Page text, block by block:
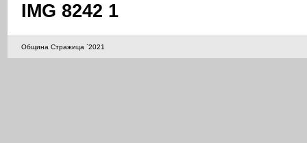
IMG 8242 1
Община Стражица `2021